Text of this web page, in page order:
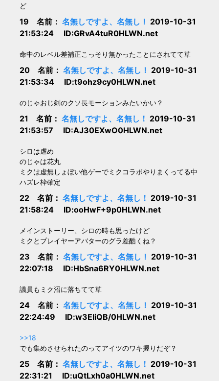
ど
19 名前： 名無しですよ、名無し！ 2019-10-31
21:53:24 ID:GRvA4tuR0HLWN.net
命中のレベル差補正こっそり無かったことにされてて草
20 名前： 名無しですよ、名無し！ 2019-10-31
21:53:34 ID:t9ohz9cy0HLWN.net
のじゃおじ剣のクソ長モーションみたいかい？
21 名前： 名無しですよ、名無し！ 2019-10-31
21:53:57 ID:AJ30EXwO0HLWN.net
シロは虐め
のじゃは花丸
ミクは虚無しょぼい他ゲーでミクコラボやりまくってる中
ハズレ枠確定
22 名前： 名無しですよ、名無し！ 2019-10-31
21:58:24 ID:ooHwF+9p0HLWN.net
メインストーリー、シロの時も思ったけど
ミクとプレイヤーアバターのグラ差酷くね？
23 名前： 名無しですよ、名無し！ 2019-10-31
22:07:18 ID:HbSna6RY0HLWN.net
議員もミク沼に落ちてて草
24 名前： 名無しですよ、名無し！ 2019-10-31
22:24:49 ID:w3EIiQB/0HLWN.net
>>18
でも集めさせられたのってアイツのワキ握りだぞ？
25 名前： 名無しですよ、名無し！ 2019-10-31
22:31:21 ID:uQtLxh0a0HLWN.net